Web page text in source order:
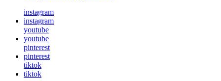
instagram
instagram
youtube
youtube
pinterest
pinterest
tiktok
tiktok